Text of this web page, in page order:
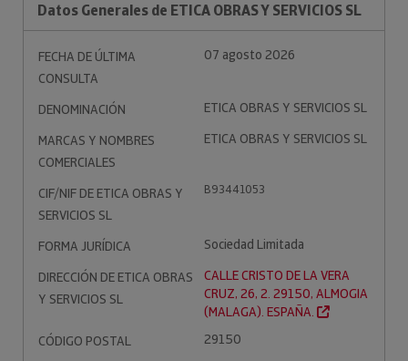
Datos Generales de ETICA OBRAS Y SERVICIOS SL
FECHA DE ÚLTIMA
CONSULTA
07 agosto 2026
DENOMINACIÓN
ETICA OBRAS Y SERVICIOS SL
MARCAS Y NOMBRES
COMERCIALES
ETICA OBRAS Y SERVICIOS SL
CIF/NIF DE ETICA OBRAS Y
SERVICIOS SL
B93441053
FORMA JURÍDICA
Sociedad Limitada
DIRECCIÓN DE ETICA OBRAS
Y SERVICIOS SL
CALLE CRISTO DE LA VERA
CRUZ, 26, 2. 29150, ALMOGIA
(MALAGA). ESPAÑA.
CÓDIGO POSTAL
29150